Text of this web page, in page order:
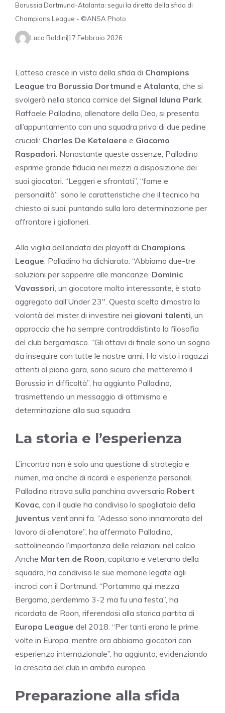
Borussia Dortmund-Atalanta: segui la diretta della sfida di
Champions League - ©ANSA Photo
Luca Baldini17 Febbraio 2026
L’attesa cresce in vista della sfida di Champions
League tra Borussia Dortmund e Atalanta , che si
svolgerà nella storica cornice del Signal Iduna Park
Raffaele Palladino, allenatore della Dea, si presenta
all’appuntamento con una squadra priva di due pedine
cruciali: Charles De Ketelaere e Giacomo
Raspadori . Nonostante queste assenze, Palladino
esprime grande fiducia nei mezzi a disposizione dei
suoi giocatori. “Leggeri e sfrontati”, “fame e
personalità”, sono le caratteristiche che il tecnico ha
chiesto ai suoi, puntando sulla loro determinazione per
affrontare i gialloneri.
Alla vigilia dell’andata dei playoff di Champions
League , Palladino ha dichiarato: “Abbiamo due-tre
soluzioni per sopperire alle mancanze. Dominic
Vavassori , un giocatore molto interessante, è stato
aggregato dall’Under 23″. Questa scelta dimostra la
volontà del mister di investire nei giovani talenti , un
approccio che ha sempre contraddistinto la filosofia
del club bergamasco. “Gli ottavi di finale sono un sogno
da inseguire con tutte le nostre armi. Ho visto i ragazzi
attenti al piano gara, sono sicuro che metteremo il
Borussia in difficoltà”, ha aggiunto Palladino,
trasmettendo un messaggio di ottimismo e
determinazione alla sua squadra.
La storia e l’esperienza
L’incontro non è solo una questione di strategia e
numeri, ma anche di ricordi e esperienze personali.
Palladino ritrova sulla panchina avversaria Robert
Kovac , con il quale ha condiviso lo spogliatoio della
Juventus vent’anni fa. “Adesso sono innamorato del
lavoro di allenatore”, ha affermato Palladino,
sottolineando l’importanza delle relazioni nel calcio.
Anche Marten de Roon , capitano e veterano della
squadra, ha condiviso le sue memorie legate agli
incroci con il Dortmund. “Portammo qui mezza
Bergamo, perdemmo 3-2 ma fu una festa”, ha
ricordato de Roon, riferendosi alla storica partita di
Europa League del 2018. “Per tanti erano le prime
volte in Europa, mentre ora abbiamo giocatori con
esperienza internazionale”, ha aggiunto, evidenziando
la crescita del club in ambito europeo.
Preparazione alla sfida